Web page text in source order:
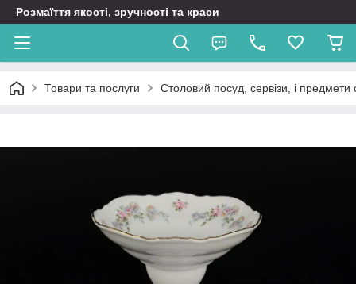
Розмаїття якості, зручності та краси
Товари та послуги Столовий посуд, сервізи, і предмети